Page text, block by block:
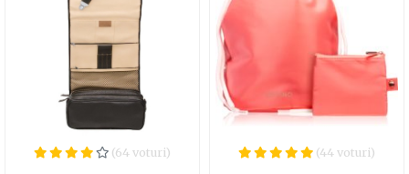
(64 voturi) (44 voturi)